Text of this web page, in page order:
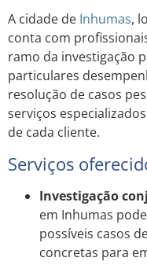
A cidade de Inhumas,
conta com
ramo da investigação
particulares
resolução de casos
serviços
de cada cliente.
Serviços
Investigação
em Inhumas
possíveis casos
concretas para